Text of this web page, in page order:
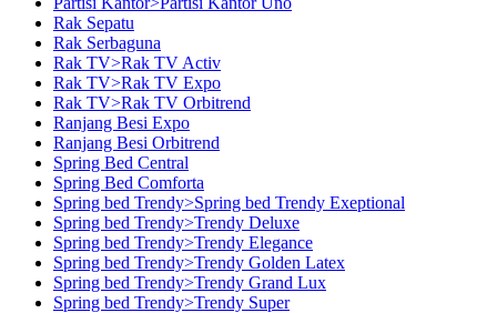
Rak Sepatu
Rak Serbaguna
Rak TV>Rak TV Activ
Rak TV>Rak TV Expo
Rak TV>Rak TV Orbitrend
Ranjang Besi Expo
Ranjang Besi Orbitrend
Spring Bed Central
Spring Bed Comforta
Spring bed Trendy>Spring bed Trendy Exeptional
Spring bed Trendy>Trendy Deluxe
Spring bed Trendy>Trendy Elegance
Spring bed Trendy>Trendy Golden Latex
Spring bed Trendy>Trendy Grand Lux
Spring bed Trendy>Trendy Super